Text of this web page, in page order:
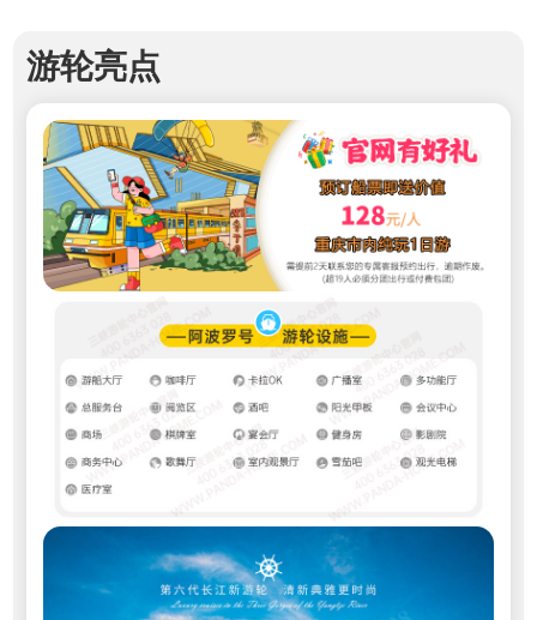
游轮亮点